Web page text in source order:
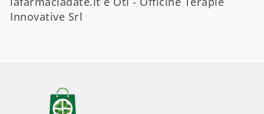
Innovative Srl